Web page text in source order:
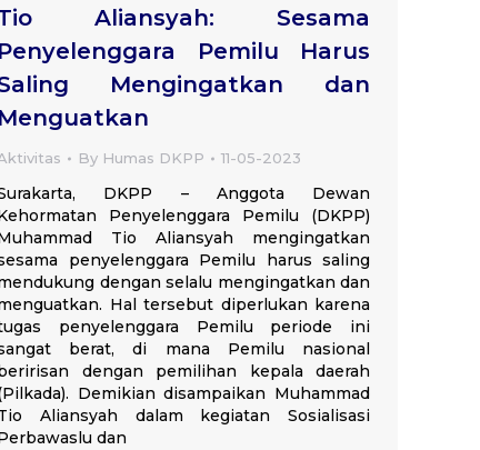
Aliansyah: Sesama
Penyelenggara Pemilu Harus
Mengingatkan dan
Menguatkan
By Humas DKPP 11-05-2023
DKPP – Anggota Dewan
Penyelenggara Pemilu (DKPP)
Tio Aliansyah mengingatkan
penyelenggara Pemilu harus saling
dengan selalu mengingatkan dan
Hal tersebut diperlukan karena
penyelenggara Pemilu periode ini
berat, di mana Pemilu nasional
dengan pemilihan kepala daerah
Demikian disampaikan Muhammad
Aliansyah dalam kegiatan Sosialisasi
dan